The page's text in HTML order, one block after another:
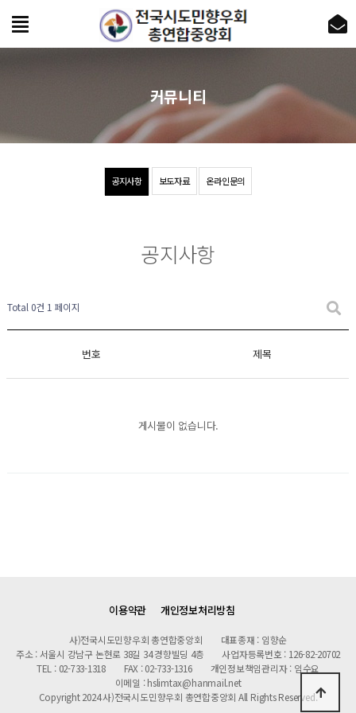
공지사항 보도자료 온라인문의
커뮤니티
공지사항
Total 0건 1 페이지
번호 제목
게시물이 없습니다.
이용약관 개인정보처리방침
사)전국시도민향우회 총연합중앙회
대표종재 : 임향순
주소 : 서울시 강남구 논현로 38길 34 경향빌딩 4층
사업자등록번호 : 126-82-20702
TEL : 02-733-1318
FAX : 02-733-1316
개인정보책임관리자 : 임수요
이메일 : hslimtax@hanmail.net
Copyright 2024 사)전국시도민향우회 총연합중앙회 All Rights Reserved.